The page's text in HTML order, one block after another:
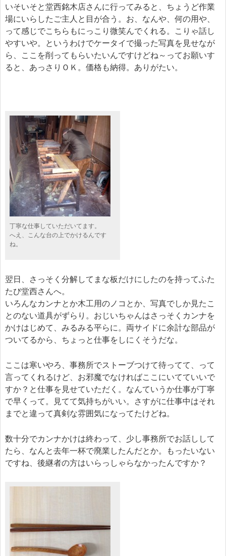
いそいそと堂西銘木店さんに行ってみると、ちょうど作業
場にいらしたご主人と目が合う。お、なんや、何の用や、
って感じでこちらもにっこり微笑んでくれる。こりゃ話し
やすいや。というわけでケータイで撮った写真を見せなが
ら、ここを削ってもらいたいんですけどね～ってお願いす
ると、あっさりＯＫ。価格も納得。ありがたい。
丁寧な仕事していただいてます。
へえ、こんな台の上でかけるんです
ね。
翌日、さっそく分解してまな板だけにしたのを持ってふた
たび堂西さんへ。
いろんなカンナとか木工用のノコとか、写真でしか見たこ
とのない道具がずらり。おじいちゃんはさっそくカンナを
かけはじめて、みるみる平らに。両サイドに余計な部品が
ついてるから、ちょっと仕事をしにくそうだな。
ここは寒いやろ、事務所でストーブつけて待ってて、って
言ってくれるけど、お邪魔でなければここにいてていいで
すか？と仕事を見せていただく。なんていうか仕事が丁寧
で早くって。見てて気持ちがいい。さすがに仕事中はそれ
までと違って真剣な雰囲気になってたけどね。
数十分でカンナかけは終わって、少し事務所でお話しして
たら、なんと去年一杯で廃業したんだとか。もったいない
ですね、後継者の方はいらっしゃらなかったんですか？